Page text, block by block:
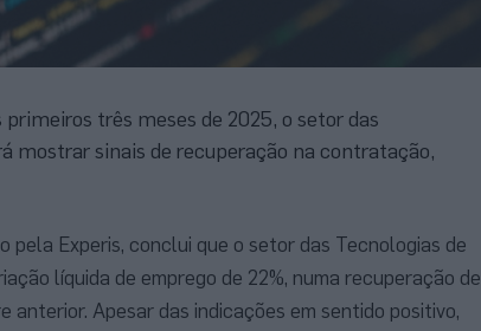
três meses de 2025, o setor das
mostrar sinais de recuperação na contratação,
Experis, conclui que o setor das Tecnologias de
líquida de emprego de 22%, numa recuperação de
Apesar das indicações em sentido positivo,